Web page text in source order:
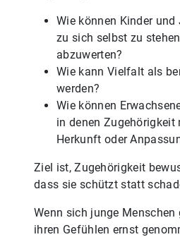
Wie können Kinder
zu sich selbst zu
abzuwerten?
Wie kann Vielfalt als
werden?
Wie können
in denen
Herkunft oder
Ziel ist, Zugehörigkeit
dass sie schützt statt
Wenn sich junge Menschen
ihren Gefühlen ernst